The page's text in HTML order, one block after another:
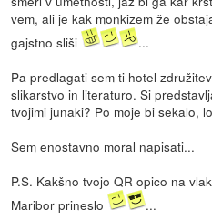
vem, ali je kak monkizem že
gajstno sliši
...
Pa predlagati sem ti hotel
slikarstvo in literaturo. Si
tvojimi junaki? Po moje bi sekalo,
Sem enostavno moral napisati...
P.S. Kakšno tvojo QR opico na
Maribor prineslo
...